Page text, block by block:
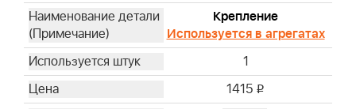
Крепление
Используется в агрегатах
1
1415 i